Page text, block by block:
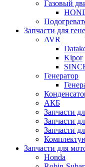
Газовый
Запчасти для
AVR
Kipor
Генератор
АКБ
Запчасти
Запчасти
Запчасти
Запчасти для
Honda